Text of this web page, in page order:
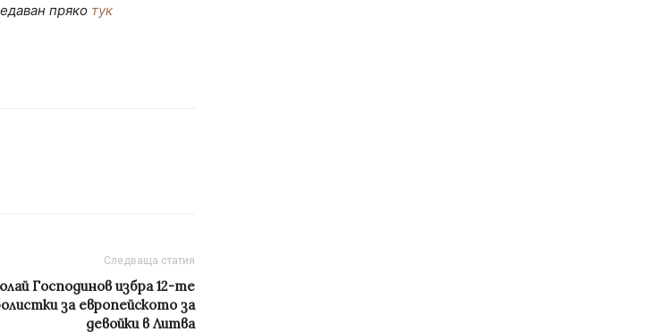
пряко тук
Следваща статия
Господинов избра 12-те
за европейското за
девойки в Литва